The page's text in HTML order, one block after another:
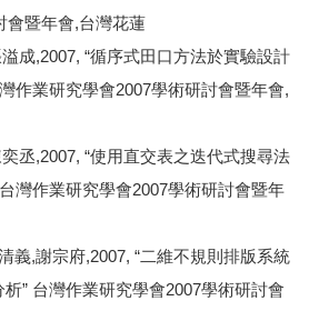
會暨年會,台灣花蓮
成,2007, “循序式田口方法於實驗設計
作業研究學會2007學術研討會暨年會,
丞,2007, “使用直交表之迭代式搜尋法
灣作業研究學會2007學術研討會暨年
義,謝宗府,2007, “二維不規則排版系統
” 台灣作業研究學會2007學術研討會